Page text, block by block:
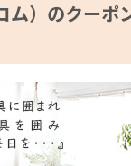
）のクーポ